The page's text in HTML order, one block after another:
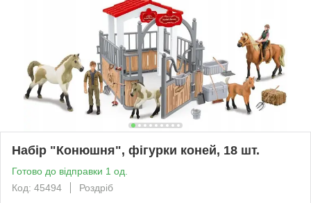
Набір "Конюшня", фігурки коней, 18 шт.
Готово до відправки 1 од.
Код: 45494
Роздріб